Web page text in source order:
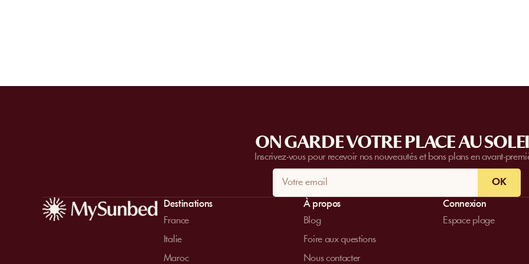
ON GARDE VOTRE PLACE AU
Inscrivez-vous pour recevoir nos nouveautés et bons plans en avant-
OK
Destinations
France
Italie
Maroc
À propos
Blog
Foire aux questions
Nous contacter
Connexion
Espace plage